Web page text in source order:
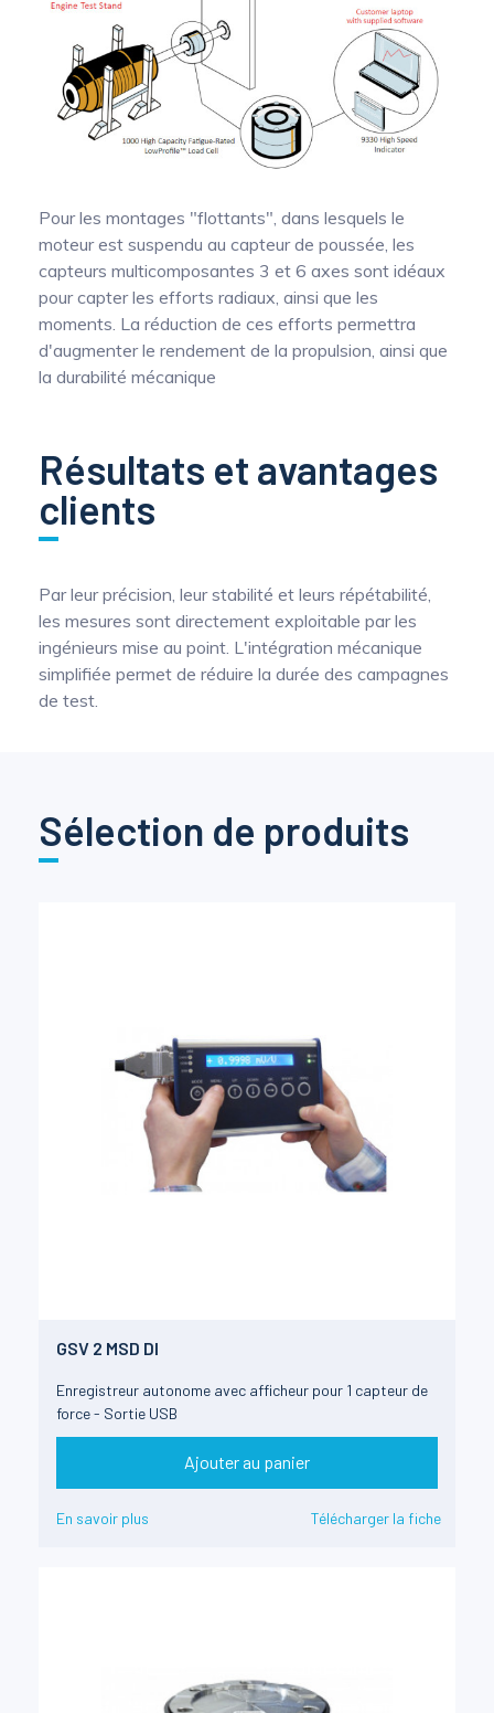
Pour les montages "flottants", dans lesquels le
moteur est suspendu au capteur de poussée, les
capteurs multicomposantes 3 et 6 axes sont idéaux
pour capter les efforts radiaux, ainsi que les
moments. La réduction de ces efforts permettra
d'augmenter le rendement de la propulsion, ainsi que
la durabilité mécanique
Résultats et avantages
clients
Par leur précision, leur stabilité et leurs répétabilité,
les mesures sont directement exploitable par les
ingénieurs mise au point. L'intégration mécanique
simplifiée permet de réduire la durée des campagnes
de test.
Sélection de produits
GSV 2 MSD DI
Enregistreur autonome avec afficheur pour 1 capteur de
force - Sortie USB
Ajouter au panier
En savoir plus Télécharger la fiche